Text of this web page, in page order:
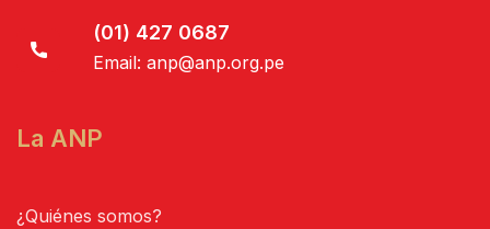
(01) 427 0687
Email: anp@anp.org.pe
La ANP
¿Quiénes somos?